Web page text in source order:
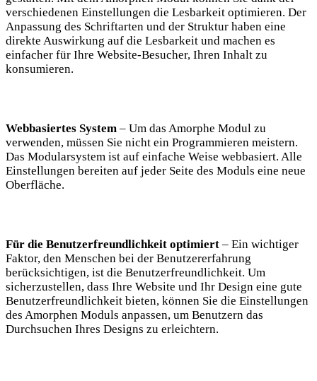
verschiedenen Einstellungen die Lesbarkeit optimieren. Der
Anpassung des Schriftarten und der Struktur haben eine
direkte Auswirkung auf die Lesbarkeit und machen es
einfacher für Ihre Website-Besucher, Ihren Inhalt zu
konsumieren.
Webbasiertes System – Um das Amorphe Modul zu
verwenden, müssen Sie nicht ein Programmieren meistern.
Das Modularsystem ist auf einfache Weise webbasiert. Alle
Einstellungen bereiten auf jeder Seite des Moduls eine neue
Oberfläche.
Für die Benutzerfreundlichkeit optimiert – Ein wichtiger
Faktor, den Menschen bei der Benutzererfahrung
berücksichtigen, ist die Benutzerfreundlichkeit. Um
sicherzustellen, dass Ihre Website und Ihr Design eine gute
Benutzerfreundlichkeit bieten, können Sie die Einstellungen
des Amorphen Moduls anpassen, um Benutzern das
Durchsuchen Ihres Designs zu erleichtern.